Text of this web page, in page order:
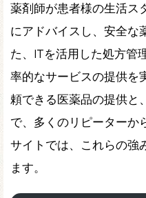
薬剤師が患者様の生活ス
にアドバイスし、安全な
た、ITを活用した処方管
率的なサービスの提供を
頼できる医薬品の提供と
で、多くのリピーターか
サイトでは、これらの強
ます。